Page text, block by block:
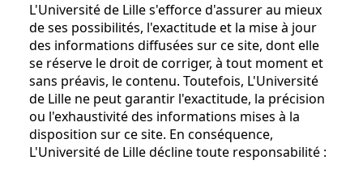
L'Université de Lille s'efforce d'assurer au mieux
de ses possibilités, l'exactitude et la mise à jour
des informations diffusées sur ce site, dont elle
se réserve le droit de corriger, à tout moment et
sans préavis, le contenu. Toutefois, L'Université
de Lille ne peut garantir l'exactitude, la précision
ou l'exhaustivité des informations mises à la
disposition sur ce site. En conséquence,
L'Université de Lille décline toute responsabilité :